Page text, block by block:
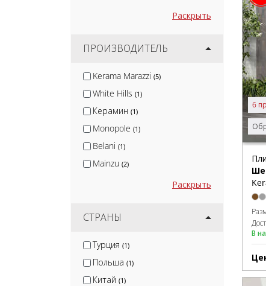
Раскрыть
ПРОИЗВОДИТЕЛЬ
Kerama Marazzi (5)
White Hills (1)
Керамин (1)
Monopole (1)
Belani (1)
Mainzu (2)
Realonda Ceramica
Ragno (1)
Serenissima
Раскрыть
СТРАНЫ
Турция (1)
Польша (1)
Китай (1)
6
В